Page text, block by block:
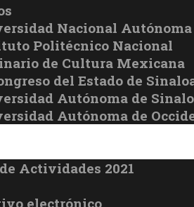
Nacional
Politécnico Nacional
de Cultura Mexicana
del Estado de
Autónoma de
Autónoma de
Actividades 2021
electrónico